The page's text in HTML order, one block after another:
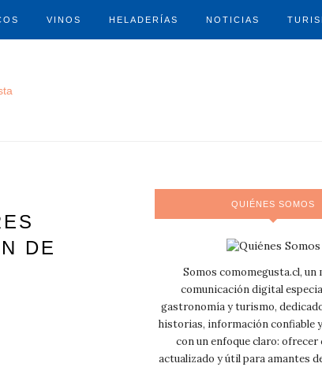
VINOS HELADERÍAS NOTICIAS
DE
QUIÉNES SOMOS
Somos comomegusta.cl, un
comunicación digital
gastronomía y turismo,
historias, información confiable
con un enfoque claro:
actualizado y útil para amantes